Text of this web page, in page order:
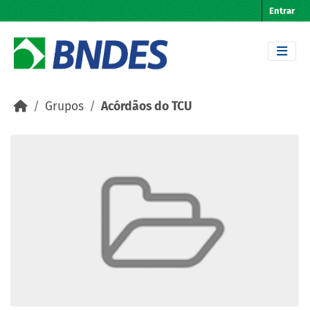
Entrar
Grupos Acórdãos do TCU